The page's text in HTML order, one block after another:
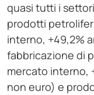
quasi tutti i
prodotti
interno, +49,2%
fabbricazione di
mercato interno,
non euro) e